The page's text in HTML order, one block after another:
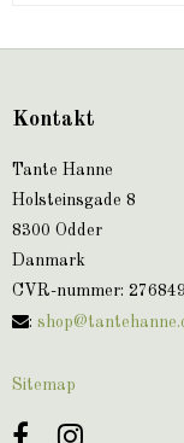
Kontakt
Tante Hanne
Holsteinsgade 8
8300 Odder
Danmark
CVR-nummer:
:
Sitemap